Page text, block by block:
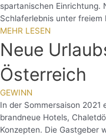
spartanischen Einrichtung.
Schlaferlebnis unter freiem
MEHR LESEN
Neue
Österreich
GEWINN
In der Sommersaison
brandneue Hotels,
Konzepten. Die Gastgeber